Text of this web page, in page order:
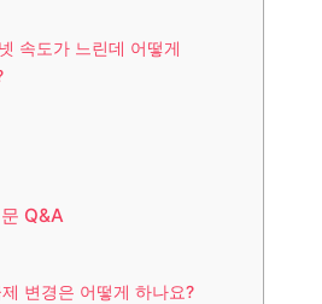
속도가 느린데 어떻게
Q&A
변경은 어떻게 하나요?